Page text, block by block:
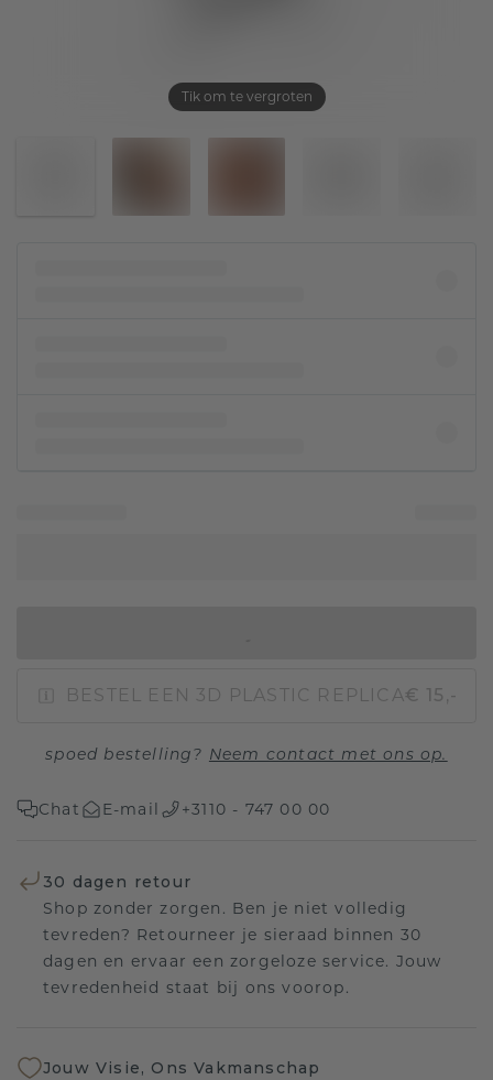
Tik om te vergroten
BESTEL EEN 3D PLASTIC REPLICA€ 15,-
spoed bestelling? Neem contact met ons op.
Chat E-mail +3110 - 747 00 00
30 dagen retour
Shop zonder zorgen. Ben je niet volledig
tevreden? Retourneer je sieraad binnen 30
dagen en ervaar een zorgeloze service. Jouw
tevredenheid staat bij ons voorop.
Jouw Visie, Ons Vakmanschap